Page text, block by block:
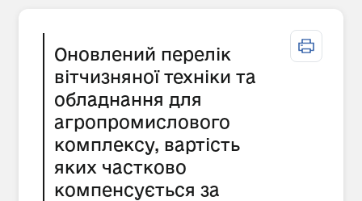
Оновлений перелік
вітчизняної техніки та
обладнання для
агропромислового
комплексу, вартість
яких частково
компенсується за